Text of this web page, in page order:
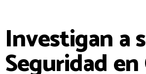
Investigan a
Seguridad en